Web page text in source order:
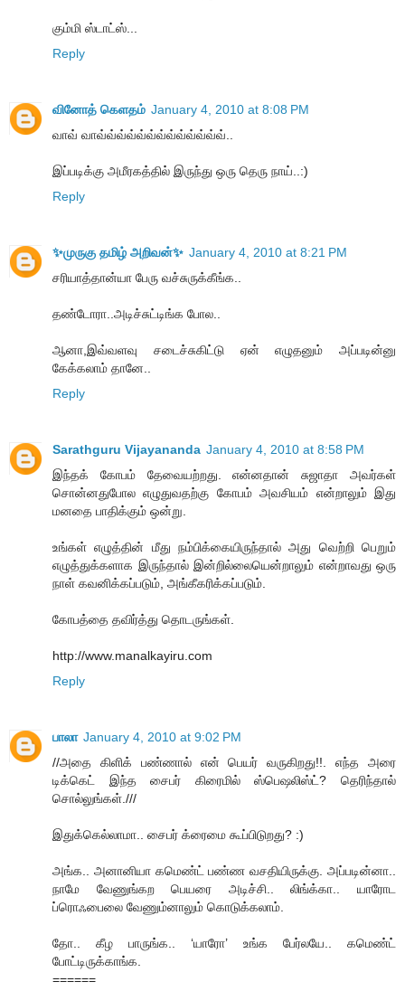
கும்மி ஸ்டாட்ஸ்...
Reply
வினோத் கெளதம் January 4, 2010 at 8:08 PM
வாவ் வாவ்வ்வ்வ்வ்வ்வ்வ்வ்வ்வ்வ்வ்..
இப்படிக்கு அமீரகத்தில் இருந்து ஒரு தெரு நாய்..:)
Reply
✨முருகு தமிழ் அறிவன்✨ January 4, 2010 at 8:21 PM
சரியாத்தான்யா பேரு வச்சுருக்கீங்க..
தண்டோரா..அடிச்சுட்டிங்க போல..
ஆனா,இவ்வளவு சடைச்சுகிட்டு ஏன் எழுதனும் அப்படின்னு
கேக்கலாம் தானே..
Reply
Sarathguru Vijayananda January 4, 2010 at 8:58 PM
இந்தக் கோபம் தேவையற்றது. என்னதான் சுஜாதா அவர்கள்
சொன்னதுபோல எழுதுவதற்கு கோபம் அவசியம் என்றாலும் இது
மனதை பாதிக்கும் ஒன்று.
உங்கள் எழுத்தின் மீது நம்பிக்கையிருந்தால் அது வெற்றி பெறும்
எழுத்துக்களாக இருந்தால் இன்றில்லையென்றாலும் என்றாவது ஒரு
நாள் கவனிக்கப்படும், அங்கீகரிக்கப்படும்.
கோபத்தை தவிர்த்து தொடருங்கள்.
http://www.manalkayiru.com
Reply
பாலா January 4, 2010 at 9:02 PM
//அதை கிளிக் பண்ணால் என் பெயர் வருகிறது!!. எந்த அரை
டிக்கெட் இந்த சைபர் கிரைமில் ஸ்பெஷலிஸ்ட்? தெரிந்தால்
சொல்லுங்கள்.///
இதுக்கெல்லாமா.. சைபர் க்ரைமை கூப்பிடுறது? :)
அங்க.. அனானியா கமெண்ட் பண்ண வசதியிருக்கு. அப்படின்னா..
நாமே வேணுங்கற பெயரை அடிச்சி.. லிங்க்கா.. யாரோட
ப்ரொஃபைலை வேணும்னாலும் கொடுக்கலாம்.
தோ.. கீழ பாருங்க.. ‘யாரோ’ உங்க பேர்லயே.. கமெண்ட்
போட்டிருக்காங்க.
======